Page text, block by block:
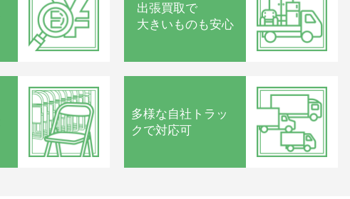
出張買取で
大きいものも安心
多様な自社トラッ
クで対応可